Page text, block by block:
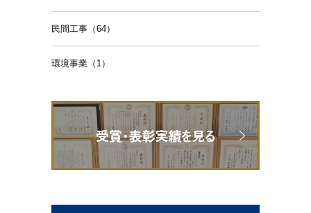
民間工事（64）
環境事業（1）